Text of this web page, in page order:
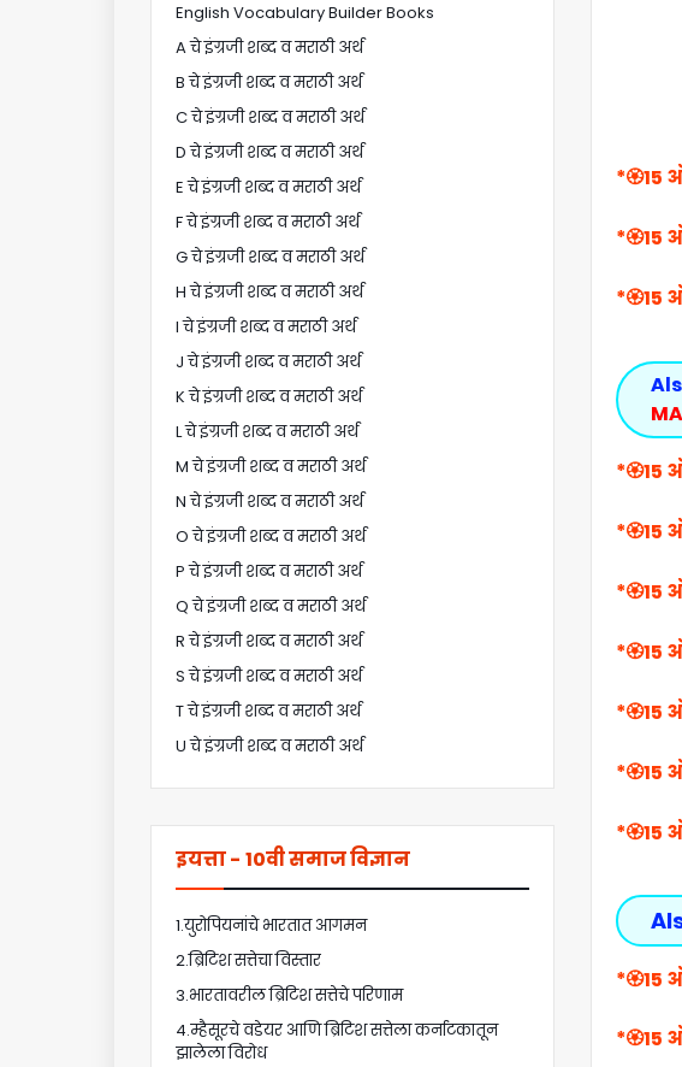
*🏵️15
*🏵️15
*🏵️15
*🏵️15
*🏵️15
*🏵️15
*🏵️15
*🏵️15
*🏵️15
*🏵️15
*🏵️15
*🏵️15
English Vocabulary Builder Books
A चे इंग्रजी शब्द व मराठी अर्थ
B चे इंग्रजी शब्द व मराठी अर्थ
C चे इंग्रजी शब्द व मराठी अर्थ
D चे इंग्रजी शब्द व मराठी अर्थ
E चे इंग्रजी शब्द व मराठी अर्थ
F चे इंग्रजी शब्द व मराठी अर्थ
G चे इंग्रजी शब्द व मराठी अर्थ
H चे इंग्रजी शब्द व मराठी अर्थ
I चे इंग्रजी शब्द व मराठी अर्थ
J चे इंग्रजी शब्द व मराठी अर्थ
K चे इंग्रजी शब्द व मराठी अर्थ
L चे इंग्रजी शब्द व मराठी अर्थ
M चे इंग्रजी शब्द व मराठी अर्थ
N चे इंग्रजी शब्द व मराठी अर्थ
O चे इंग्रजी शब्द व मराठी अर्थ
P चे इंग्रजी शब्द व मराठी अर्थ
Q चे इंग्रजी शब्द व मराठी अर्थ
R चे इंग्रजी शब्द व मराठी अर्थ
S चे इंग्रजी शब्द व मराठी अर्थ
T चे इंग्रजी शब्द व मराठी अर्थ
U चे इंग्रजी शब्द व मराठी अर्थ
इयत्ता - 10वी समाज विज्ञान
1.युरोपियनांचे भारतात आगमन
2.ब्रिटिश सत्तेचा विस्तार
3.भारतावरील ब्रिटिश सत्तेचे परिणाम
4.म्हैसूरचे वडेयर आणि ब्रिटिश सत्तेला कर्नाटकातून
झालेला विरोध